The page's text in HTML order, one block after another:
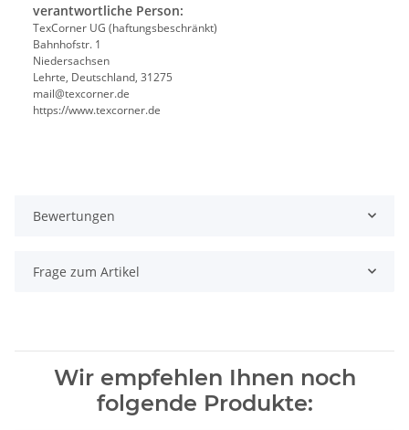
verantwortliche Person:
TexCorner UG (haftungsbeschränkt)
Bahnhofstr. 1
Niedersachsen
Lehrte, Deutschland, 31275
mail@texcorner.de
https://www.texcorner.de
Bewertungen
Frage zum Artikel
Wir empfehlen Ihnen noch
folgende Produkte: